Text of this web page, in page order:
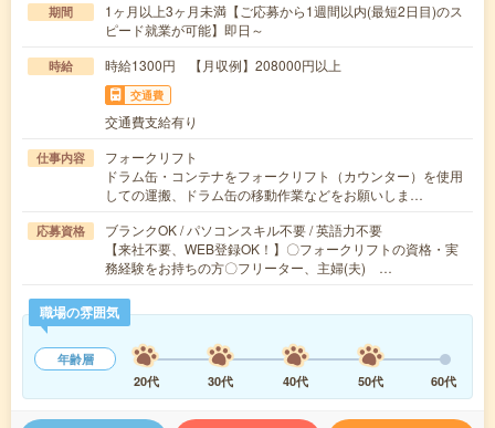
期間
1ヶ月以上3ヶ月未満【ご応募から1週間以内(最短2日目)のス
ピード就業が可能】即日～
時給 時給1300円 【月収例】208000円以上
交通費
交通費支給有り
仕事内容
フォークリフト
ドラム缶・コンテナをフォークリフト（カウンター）を使用
しての運搬、ドラム缶の移動作業などをお願いしま…
応募資格
ブランクOK / パソコンスキル不要 / 英語力不要
【来社不要、WEB登録OK！】〇フォークリフトの資格・実
務経験をお持ちの方〇フリーター、主婦(夫) …
職場の雰囲気
年齢層
20代
30代 40代 50代 60代